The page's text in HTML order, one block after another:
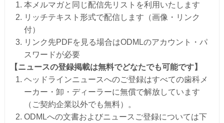
本メルマガと同じ配信先リストを利用いたします
リッチテキスト形式で配信します（画像・リンク
付）
リンク先PDFを見る場合はODMLのアカウント・ パ
スワードが必要
【ニュースの登録掲載は無料でどなたでも可能です】
ヘッドラインニュースへのご登録はすべての歯科メ
ーカー・卸・ ディーラーに無償で解放しています
（ご契約企業以外でも無料）。
ODMLへの文書およびニュースご登録については下